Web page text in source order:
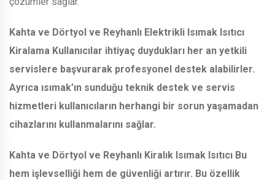
Kahta ve Dörtyol ve Reyhanlı Elektrikli Isımak Isıtıcı
Kiralama Kullanıcılar ihtiyaç duydukları her an yetkili
servislere başvurarak profesyonel destek alabilirler.
Ayrıca ısımak’ın sunduğu teknik destek ve servis
hizmetleri kullanıcıların herhangi bir sorun yaşamadan
cihazlarını kullanmalarını sağlar.
Kahta ve Dörtyol ve Reyhanlı Kiralık Isımak Isıtıcı Bu
hem işlevselliği hem de güvenliği artırır. Bu özellik